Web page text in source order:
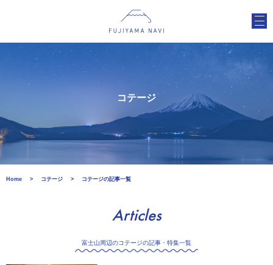
コテージ
Home コテージ コテージの記事一覧
Articles
富士山周辺のコテージの記事・特集一覧